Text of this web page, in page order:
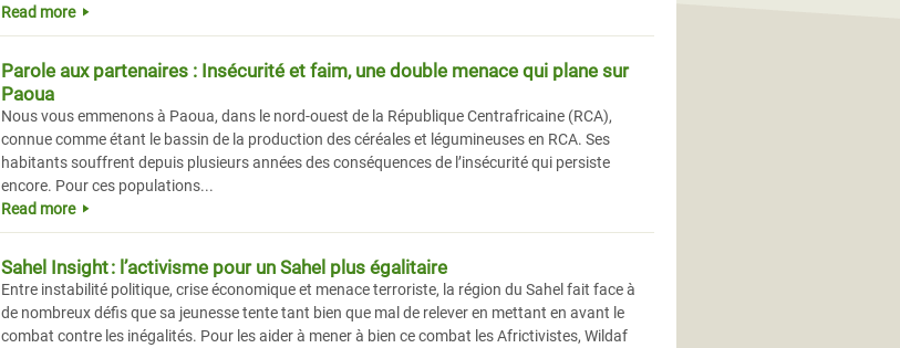
Read more
Parole aux partenaires : Insécurité et faim, une double menace qui plane sur
Paoua
Nous vous emmenons à Paoua, dans le nord-ouest de la République Centrafricaine (RCA),
connue comme étant le bassin de la production des céréales et légumineuses en RCA. Ses
habitants souffrent depuis plusieurs années des conséquences de l’insécurité qui persiste
encore. Pour ces populations...
Read more
Sahel Insight : l’activisme pour un Sahel plus égalitaire
Entre instabilité politique, crise économique et menace terroriste, la région du Sahel fait face à
de nombreux défis que sa jeunesse tente tant bien que mal de relever en mettant en avant le
combat contre les inégalités. Pour les aider à mener à bien ce combat les Africtivistes, Wildaf